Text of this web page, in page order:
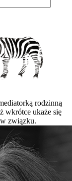
rodzinną
wkrótce ukaże się
związku.